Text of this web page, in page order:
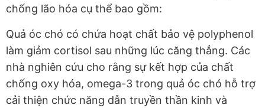
chống lão hóa cụ thể bao gồm:
Quả óc chó có chứa hoạt chất bảo vệ polyphenol
làm giảm cortisol sau những lúc căng thẳng. Các
nhà nghiên cứu cho rằng sự kết hợp của chất
chống oxy hóa, omega-3 trong quả óc chó hỗ trợ
cải thiện chức năng dẫn truyền thần kinh và